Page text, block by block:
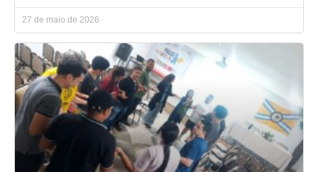
27 de maio de 2026